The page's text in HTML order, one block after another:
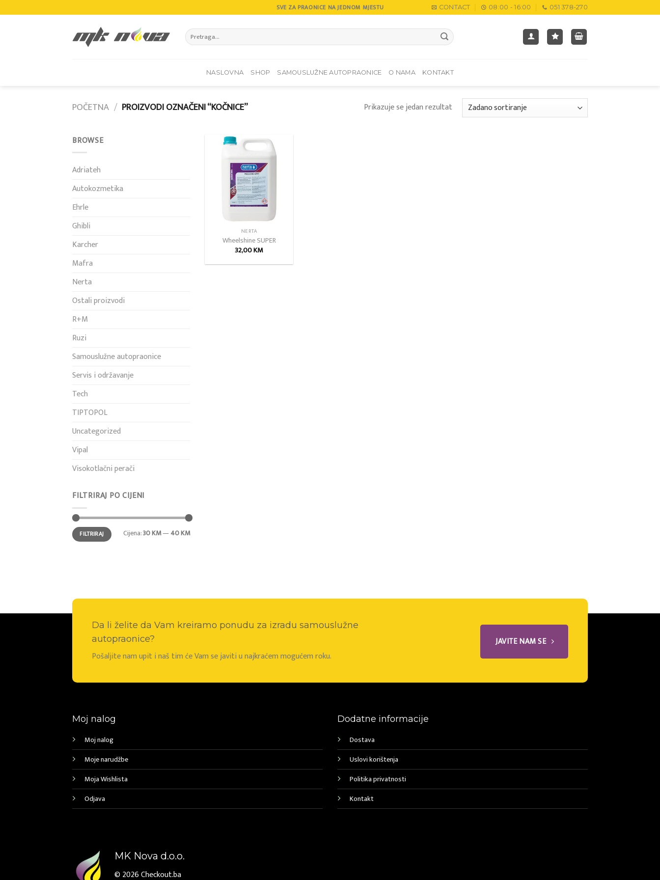
to
SVE ZA PRAONICE NA JEDNOM MJESTU CONTACT 08:00 - 16:00 051 378-270
Pretraži:
NASLOVNA SHOP SAMOUSLUŽNE AUTOPRAONICE O NAMA KONTAKT
POČETNA / PROIZVODI OZNAČENI “KOČNICE” Prikazuje se jedan rezultat
BROWSE
Adriateh
Autokozmetika
Ehrle
Ghibli
Karcher
Mafra
Nerta
Ostali proizvodi
R+M
Ruzi
Samouslužne autopraonice
Servis i održavanje
Tech
TIPTOPOL
Uncategorized
Vipal
Visokotlačni perači
FILTRIRAJ PO CIJENI
Min
cijena
Maks
cijenaFILTRIRAJ Cijena:30 KM—40 KM
NERTA
Wheelshine SUPER
32,00KM
Da li želite da Vam kreiramo ponudu za izradu samouslužne
autopraonice?
Pošaljite nam upit i naš tim će Vam se javiti u najkraćem mogućem roku.
JAVITE NAM SE
Moj nalog
Moj nalog
Moje narudžbe
Moja Wishlista
Odjava
Dodatne informacije
Dostava
Uslovi korištenja
Politika privatnosti
Kontakt
MK Nova d.o.o.
© 2026Checkout.ba